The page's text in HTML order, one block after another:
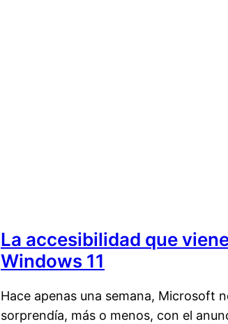
La accesibilidad que
Windows 11
Hace apenas una semana, Microsoft
sorprendía, más o menos, con el